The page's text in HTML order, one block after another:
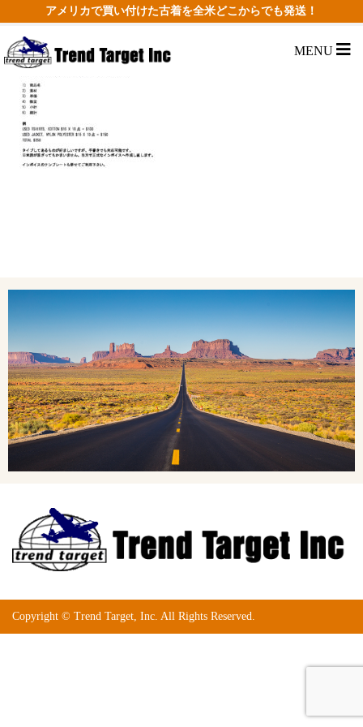
アメリカで買い付けた古着を全米どこからでも発送！
MENU
Copyright © Trend Target, Inc. All Rights Reserved.